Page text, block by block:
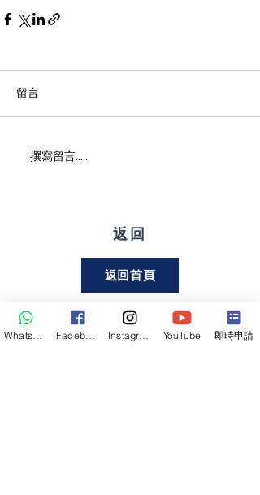
留言
撰寫留言......
返回
返回首頁
YouTube 即時申請